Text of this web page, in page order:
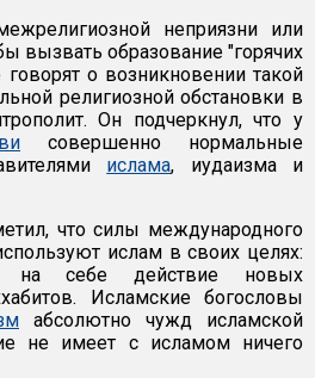
неприязни или
вызвать образование "горячих
о возникновении такой
религиозной обстановки в
Он подчеркнул, что у
совершенно нормальные
ислама, иудаизма и
что силы международного
ислам в своих целях:
на себе действие новых
Исламские богословы
абсолютно чужд исламской
не имеет с исламом ничего